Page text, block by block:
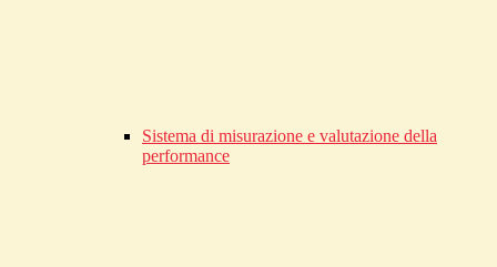
Sistema di misurazione e valutazione della
performance